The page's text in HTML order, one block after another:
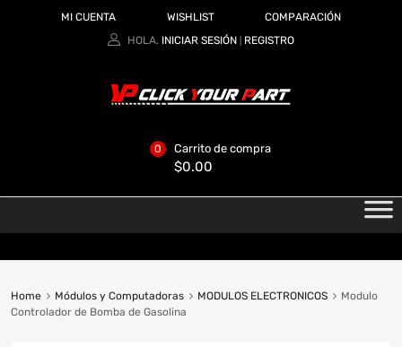
MI CUENTA WISHLIST
COMPARACIÓN
HOLA. INICIAR SESIÓN REGISTRO
Carrito de compra
$0.00
0
Home Módulos y Computadoras MODULOS ELECTRONICOS
Modulo
Controlador de Bomba de Gasolina